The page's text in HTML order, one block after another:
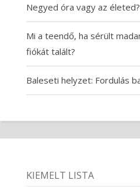
Negyed óra vagy az
Mi a teendő, ha sérült
fiókát talált?
Baleseti helyzet: Fordulás
KIEMELT LISTA